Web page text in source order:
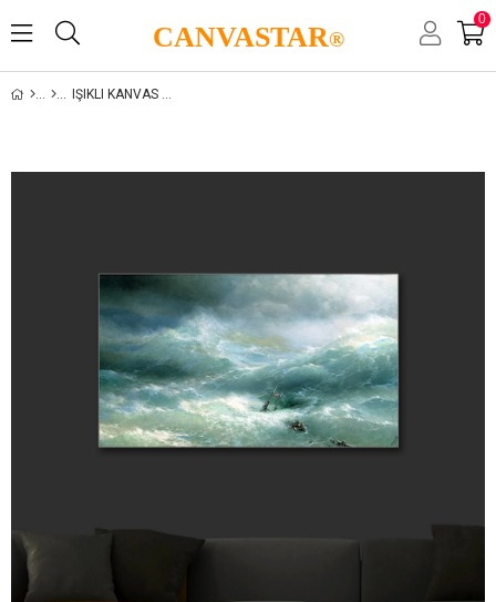
CANVASTAR®
0
IŞIKLI KANVAS TABLO